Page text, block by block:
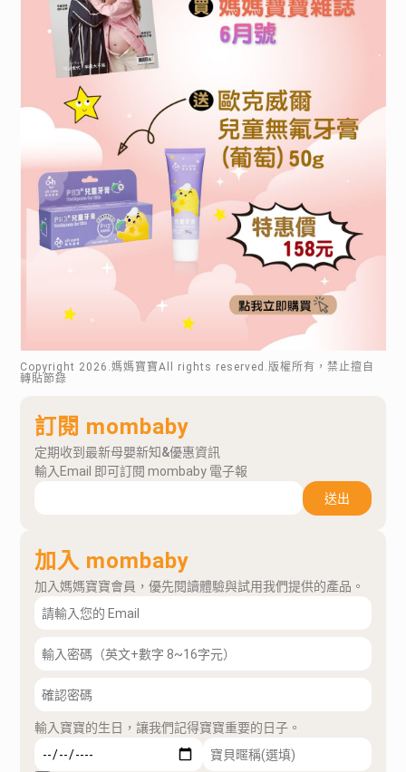
Copyright 2026 .媽媽寶寶All rights reserved.版權所有，禁止擅自
轉貼節錄
訂閱 mombaby
定期收到最新母嬰新知&優惠資訊
輸入Email 即可訂閱 mombaby 電子報
送出
加入 mombaby
加入媽媽寶寶會員，優先閱讀體驗與試用我們提供的產品。
輸入寶寶的生日，讓我們記得寶寶重要的日子。